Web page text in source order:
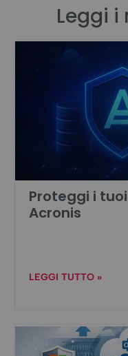
Leggi
Proteggi i
Acronis
LEGGI TUTTO »